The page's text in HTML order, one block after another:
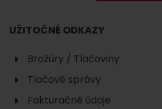
UŽITOČNÉ ODKAZY
Brožúry / Tlačoviny
Tlačové správy
Fakturačné údaje